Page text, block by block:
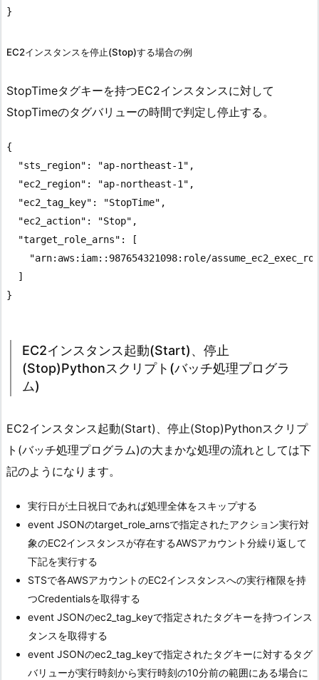
EC2インスタンスを停止(Stop)する場合の例
StopTimeタグキーを持つEC2インスタンスに対して
StopTimeのタグバリューの時間で判定し停止する。
{
  "sts_region": "ap-northeast-1",
  "ec2_region": "ap-northeast-1",
  "ec2_tag_key": "StopTime",
  "ec2_action": "Stop",
  "target_role_arns": [
"arn:aws:iam::987654321098:role/
  ]
EC2インスタンス起動(Start)、停止
(Stop)Pythonスクリプト(バッチ処理プログラ
ム)
EC2インスタンス起動(Start)、停止(Stop)Pythonスクリプ
ト(バッチ処理プログラム)の大まかな処理の流れとしては下
記のようになります。
実行日が土日祝日であれば処理全体をスキップする
event JSONのtarget_role_arnsで指定されたアクション実行対
象のEC2インスタンスが存在するAWSアカウント分繰り返して
下記を実行する
STSで各AWSアカウントのEC2インスタンスへの実行権限を持
つCredentialsを取得する
event JSONのec2_tag_keyで指定されたタグキーを持つインス
タンスを取得する
event JSONのec2_tag_keyで指定されたタグキーに対するタグ
バリューが実行時刻から実行時刻の10分前の範囲にある場合に